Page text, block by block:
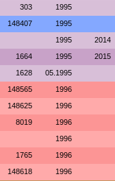
303 1995
148407 1995
1995 2014
1664 1995 2015
1628 05.1995
148565 1996
148625 1996
8019 1996
1996
1765 1996
148618 1996